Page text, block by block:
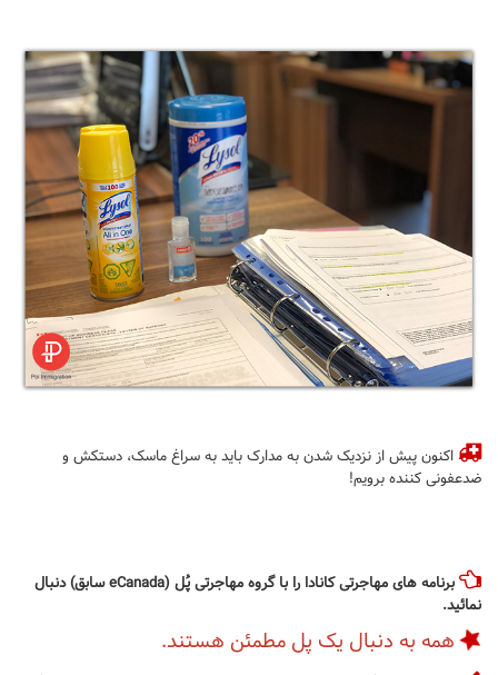
اکنون پیش از نزدیک شدن به مدارک باید به سراغ ماسک، دستکش و
ضدعفونی کننده برویم!
برنامه های مهاجرتی کانادا را با گروه مهاجرتی پُل (eCanada سابق) دنبال
نمائید.
همه به دنبال یک پل مطمئن هستند.